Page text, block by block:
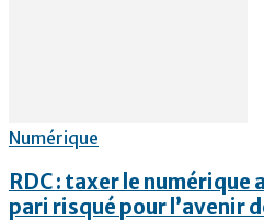
Numérique
RDC : taxer le numérique
pari risqué pour l’avenir